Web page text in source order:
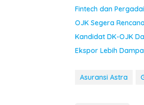
Fintech dan
OJK Segera
Kandidat DK-OJK
Ekspor Lebih
Asuransi Astra